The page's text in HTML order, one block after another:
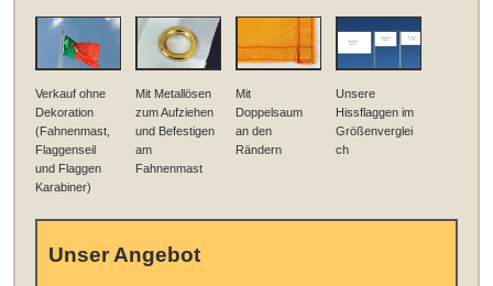
Verkauf ohne
Dekoration
(Fahnenmast,
Flaggenseil
und Flaggen
Karabiner)
Mit Metallösen
zum Aufziehen
und Befestigen
am
Fahnenmast
Mit
Doppelsaum
an den
Rändern
Unsere
Hissflaggen im
Größenverglei
ch
Unser Angebot